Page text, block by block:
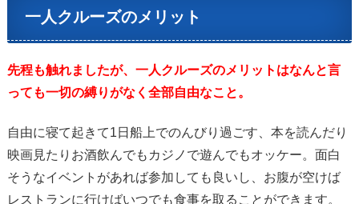
一人クルーズのメリット
先程も触れましたが、一人クルーズのメリットはなんと言
っても一切の縛りがなく全部自由なこと。
自由に寝て起きて1日船上でのんびり過ごす、本を読んだり
映画見たりお酒飲んでもカジノで遊んでもオッケー。面白
そうなイベントがあれば参加しても良いし、お腹が空けば
レストランに行けばいつでも食事を取ることができます。